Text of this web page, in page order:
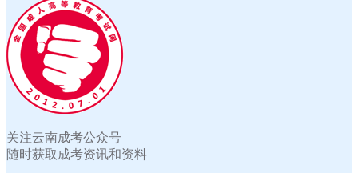
关注云南成考公众号
随时获取成考资讯和资料